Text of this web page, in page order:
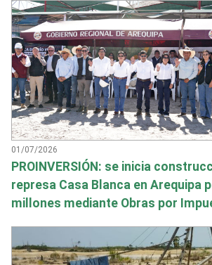
01/07/2026
PROINVERSIÓN: se inicia
represa Casa Blanca en Arequipa
millones mediante Obras por